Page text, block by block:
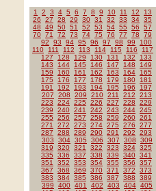
1 2 3 4 5 6 7 8 9 10 11 12
13
26
27 28 29 30 31 32 33 34 35
48
49 50 51 52 53 54 55 56
57
70 71 72 73 74 75 76 77 78
79
92
93 94 95 96 97 98 99
100
110
111 112 113 114 115 116
117
127
128 129 130 131 132
133
143
144 145 146 147 148
149
159
160 161 162 163 164
165
175
176 177 178 179 180
181
191
192 193 194 195 196
197
207
208 209 210 211 212
213
223
224 225 226 227 228
229
239
240 241 242 243 244 245
255
256 257 258 259 260 261
271
272 273 274 275 276
277
287
288 289 290 291 292
293
303
304 305 306 307 308
309
319
320 321 322 323 324 325
335
336 337 338 339 340 341
351
352 353 354 355 356
357
367
368 369 370 371 372
373
383
384 385 386 387 388
389
399
400 401 402 403 404 405